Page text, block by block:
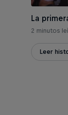
La
2 minutos
Leer